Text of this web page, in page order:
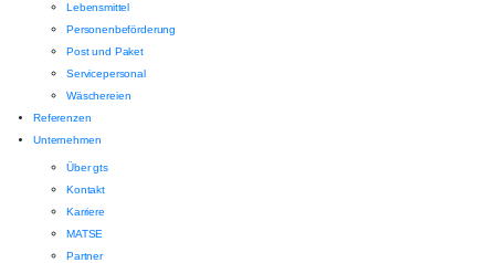
Lebensmittel
Personenbeförderung
Post und Paket
Servicepersonal
Wäschereien
Referenzen
Unternehmen
Über gts
Kontakt
Karriere
MATSE
Partner